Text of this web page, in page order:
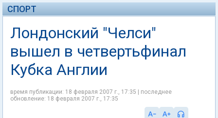
СПОРТ
Лондонский "Челси"
вышел в четвертьфинал
Кубка Англии
время публикации: 18 февраля 2007 г., 17:35 | последнее
обновление: 18 февраля 2007 г., 17:35